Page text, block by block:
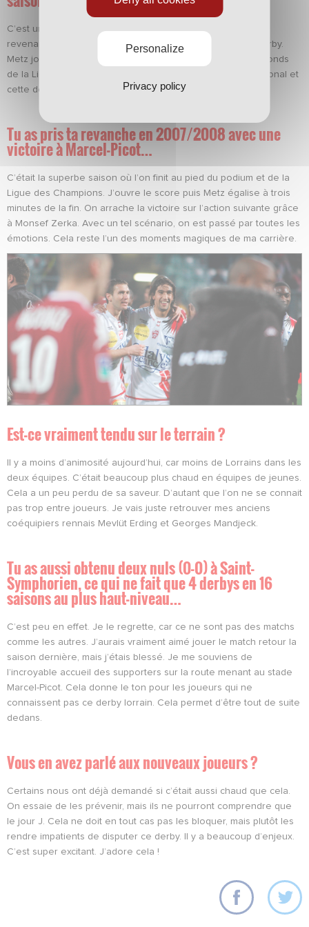
C’est un souvenir bizarre, car je marque et on perd (1-2). Je
revenais de blessure et m’étais préparé à fond pour ce derby.
Metz jouait la montée alors que nous étions dans les bas-fonds
de la Ligue 2. On se battait pour ne pas descendre en National et
cette défaite avait été très cruelle.
Tu as pris ta revanche en 2007/2008 avec une
victoire à Marcel-Picot…
C’était la superbe saison où l’on finit au pied du podium et de la
Ligue des Champions. J’ouvre le score puis Metz égalise à trois
minutes de la fin. On arrache la victoire sur l’action suivante grâce
à Monsef Zerka. Avec un tel scénario, on est passé par toutes les
émotions. Cela reste l’un des moments magiques de ma carrière.
Est-ce vraiment tendu sur le terrain ?
Il y a moins d’animosité aujourd’hui, car moins de Lorrains dans les
deux équipes. C’était beaucoup plus chaud en équipes de jeunes.
Cela a un peu perdu de sa saveur. D’autant que l’on ne se connait
pas trop entre joueurs. Je vais juste retrouver mes anciens
coéquipiers rennais Mevlüt Erding et Georges Mandjeck.
Tu as aussi obtenu deux nuls (0-0) à Saint-
Symphorien, ce qui ne fait que 4 derbys en 16
saisons au plus haut-niveau…
C’est peu en effet. Je le regrette, car ce ne sont pas des matchs
comme les autres. J’aurais vraiment aimé jouer le match retour la
saison dernière, mais j’étais blessé. Je me souviens de
l’incroyable accueil des supporters sur la route menant au stade
Marcel-Picot. Cela donne le ton pour les joueurs qui ne
connaissent pas ce derby lorrain. Cela permet d’être tout de suite
dedans.
Vous en avez parlé aux nouveaux joueurs ?
Certains nous ont déjà demandé si c’était aussi chaud que cela.
On essaie de les prévenir, mais ils ne pourront comprendre que
le jour J. Cela ne doit en tout cas pas les bloquer, mais plutôt les
rendre impatients de disputer ce derby. Il y a beaucoup d’enjeux.
C’est super excitant. J’adore cela !
Personalize
Privacy policy